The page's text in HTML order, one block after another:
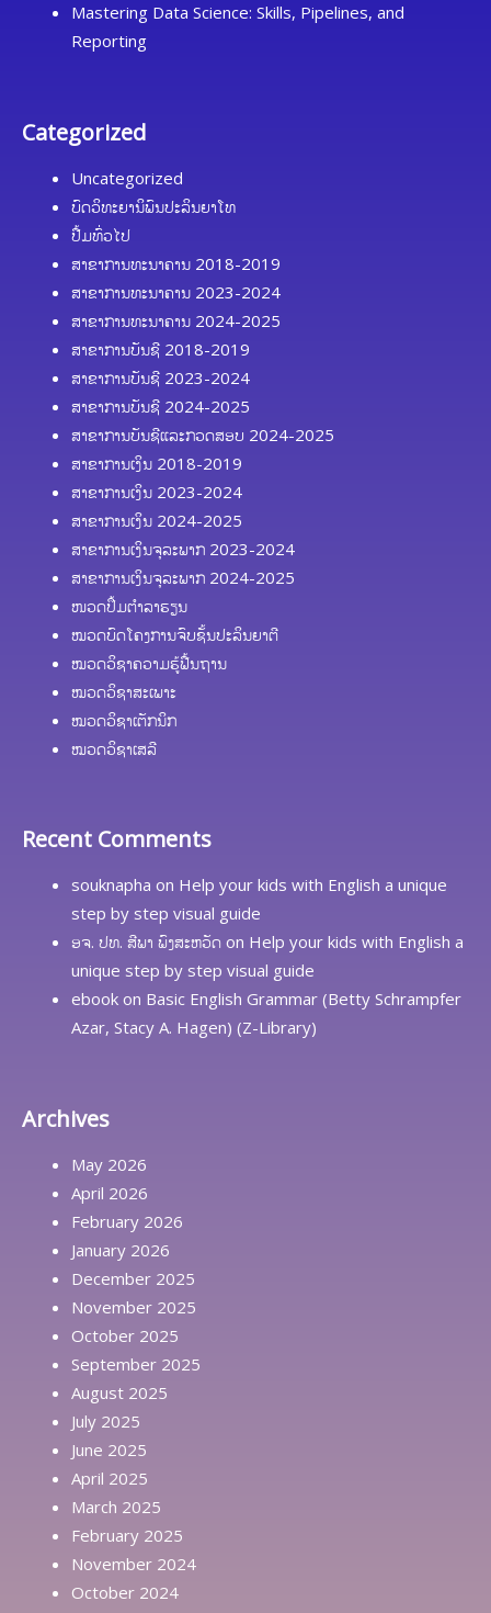
Mastering Data Science: Skills, Pipelines, and
Reporting
Categorized
Uncategorized
ບົດວິທະຍານິພົນປະລິນຍາໂທ
ປື້ມທົ່ວໄປ
ສາຂາການທະນາຄານ 2018-2019
ສາຂາການທະນາຄານ 2023-2024
ສາຂາການທະນາຄານ 2024-2025
ສາຂາການບັນຊີ 2018-2019
ສາຂາການບັນຊີ 2023-2024
ສາຂາການບັນຊີ 2024-2025
ສາຂາການບັນຊີແລະກວດສອບ 2024-2025
ສາຂາການເງິນ 2018-2019
ສາຂາການເງິນ 2023-2024
ສາຂາການເງິນ 2024-2025
ສາຂາການເງິນຈຸລະພາກ 2023-2024
ສາຂາການເງິນຈຸລະພາກ 2024-2025
ໜວດປຶ້ມຕຳລາຮຽນ
ໝວດບົດໂຄງການຈົບຊັ້ນປະລິນຍາຕີ
ໝວດວິຊາຄວາມຮູ້ຟື້ນຖານ
ໝວດວິຊາສະເພາະ
ໝວດວິຊາເຕັກນິກ
ໝວດວິຊາເສລີ
Recent Comments
souknapha on Help your kids with English a unique
step by step visual guide
ອຈ. ປທ. ສີພາ ພົງສະຫວັດ on Help your kids with English a
unique step by step visual guide
ebook on Basic English Grammar (Betty Schrampfer
Azar, Stacy A. Hagen) (Z-Library)
Archives
May 2026
April 2026
February 2026
January 2026
December 2025
November 2025
October 2025
September 2025
August 2025
July 2025
June 2025
April 2025
March 2025
February 2025
November 2024
October 2024